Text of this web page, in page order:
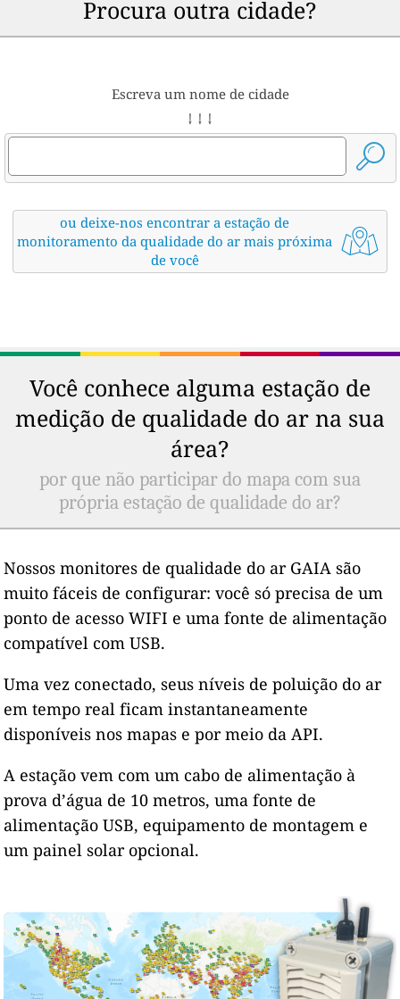
Procura outra cidade?
Escreva um nome de cidade
↓ ↓ ↓
ou deixe-nos encontrar a estação de
monitoramento da qualidade do ar mais próxima
de você
Você conhece alguma estação de
medição de qualidade do ar na sua
área?
por que não participar do mapa com sua
própria estação de qualidade do ar?
Nossos monitores de qualidade do ar GAIA são
muito fáceis de configurar: você só precisa de um
ponto de acesso WIFI e uma fonte de alimentação
compatível com USB.
Uma vez conectado, seus níveis de poluição do ar
em tempo real ficam instantaneamente
disponíveis nos mapas e por meio da API.
A estação vem com um cabo de alimentação à
prova d’água de 10 metros, uma fonte de
alimentação USB, equipamento de montagem e
um painel solar opcional.